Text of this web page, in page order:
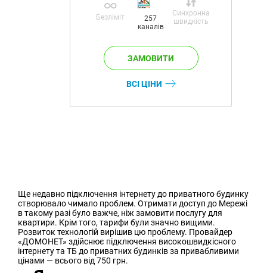
Безліміт
257
каналів
Синхронна
швидкість
ВСІ ЦІНИ
Ще недавно підключення інтернету до приватного будинку
створювало чимало проблем. Отримати доступ до Мережі
в такому разі було важче, ніж замовити послугу для
квартири. Крім того, тарифи були значно вищими.
Розвиток технологій вирішив цю проблему. Провайдер
«ДОМОНЕТ» здійснює підключення високошвидкісного
інтернету та ТБ до приватних будинків за привабливими
цінами — всього від 750 грн.